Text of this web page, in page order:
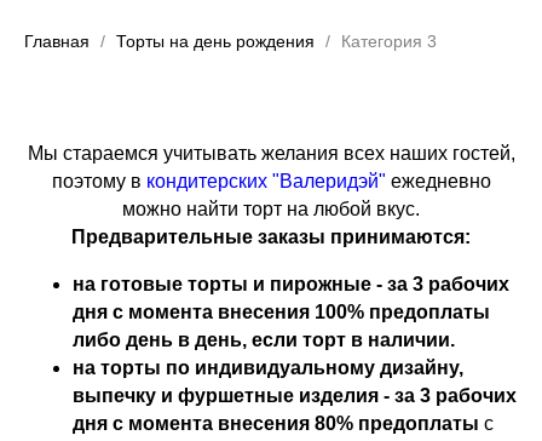
Главная Торты на день рождения Категория 3
Мы стараемся учитывать желания всех наших гостей,
поэтому в кондитерских "Валеридэй" ежедневно
можно найти торт на любой вкус.
Предварительные заказы принимаются:
на готовые торты и пирожные - за 3 рабочих
дня с момента внесения 100% предоплаты
либо день в день, если торт в наличии.
на торты по индивидуальному дизайну,
выпечку и фуршетные изделия - за 3 рабочих
дня с момента внесения 80% предоплаты с